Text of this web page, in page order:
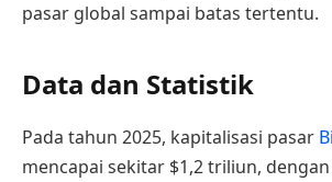
pasar global sampai batas tertentu.
Data dan Statistik
Pada tahun 2025, kapitalisasi pasar
mencapai sekitar $1,2 triliun, dengan